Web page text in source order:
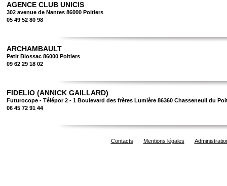
AGENCE CLUB UNICIS
302 avenue de Nantes 86000 Poitiers
05 49 52 80 98
ARCHAMBAULT
Petit Blossac 86000 Poitiers
09 62 29 18 02
FIDELIO (ANNICK GAILLARD)
Futurocope - Télépor 2 - 1 Boulevard des frères Lumière 86360 Chasseneuil du
06 45 72 91 44
Contacts Mentions légales